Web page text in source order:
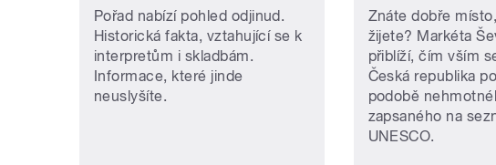
Pořad nabízí pohled odjinud.
Historická fakta, vztahující se k
interpretům i skladbám.
Informace, které jinde
neuslyšíte.
Znáte dobře
žijete? Markéta
přiblíží, čím vším
Česká republika
podobě
zapsaného na
UNESCO.